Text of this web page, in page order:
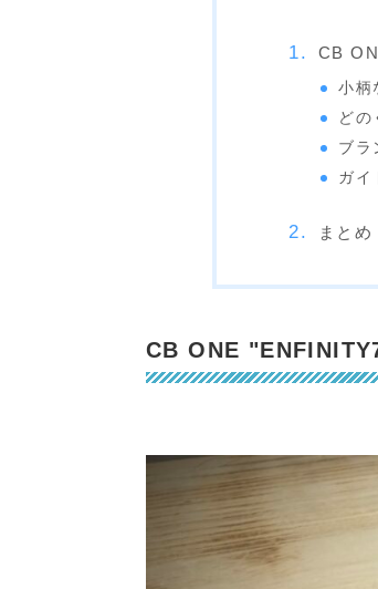
CB
小柄
どの
ブラ
ガイ
まとめ
CB ONE